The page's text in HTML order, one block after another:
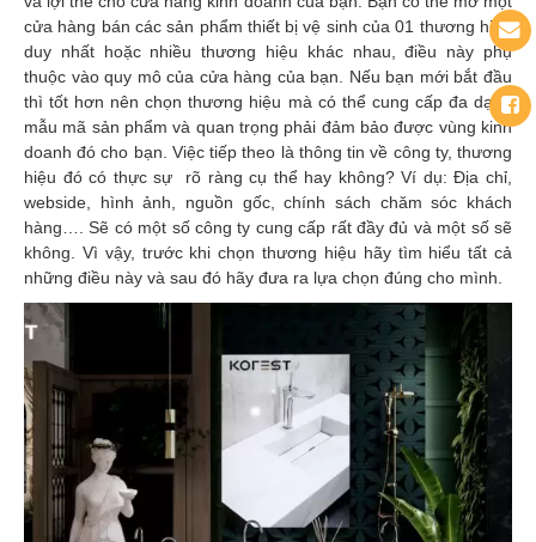
cửa hàng bán các sản phẩm thiết bị vệ sinh của 01 thương hiệu
duy nhất hoặc nhiều thương hiệu khác nhau, điều này phụ
thuộc vào quy mô của cửa hàng của bạn. Nếu bạn mới bắt đầu
thì tốt hơn nên chọn thương hiệu mà có thể cung cấp đa dạng
mẫu mã sản phẩm và quan trọng phải đảm bảo được vùng kinh
doanh đó cho bạn. Việc tiếp theo là thông tin về công ty, thương
hiệu đó có thực sự rõ ràng cụ thể hay không? Ví dụ: Địa chỉ,
webside, hình ảnh, nguồn gốc, chính sách chăm sóc khách
hàng…. Sẽ có một số công ty cung cấp rất đầy đủ và một số sẽ
không. Vì vậy, trước khi chọn thương hiệu hãy tìm hiểu tất cả
những điều này và sau đó hãy đưa ra lựa chọn đúng cho mình.